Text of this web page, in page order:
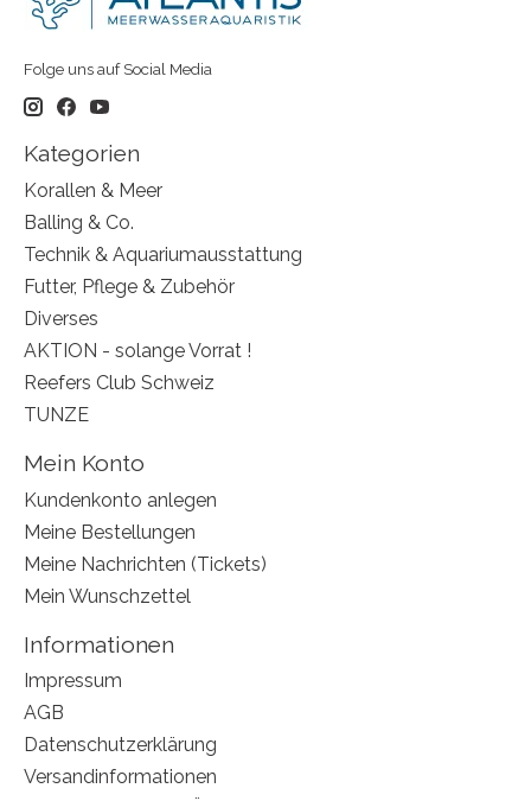
Folge uns auf Social Media
Kategorien
Korallen & Meer
Balling & Co.
Technik & Aquariumausstattung
Futter, Pflege & Zubehör
Diverses
AKTION - solange Vorrat !
Reefers Club Schweiz
TUNZE
Mein Konto
Kundenkonto anlegen
Meine Bestellungen
Meine Nachrichten (Tickets)
Mein Wunschzettel
Informationen
Impressum
AGB
Datenschutzerklärung
Versandinformationen